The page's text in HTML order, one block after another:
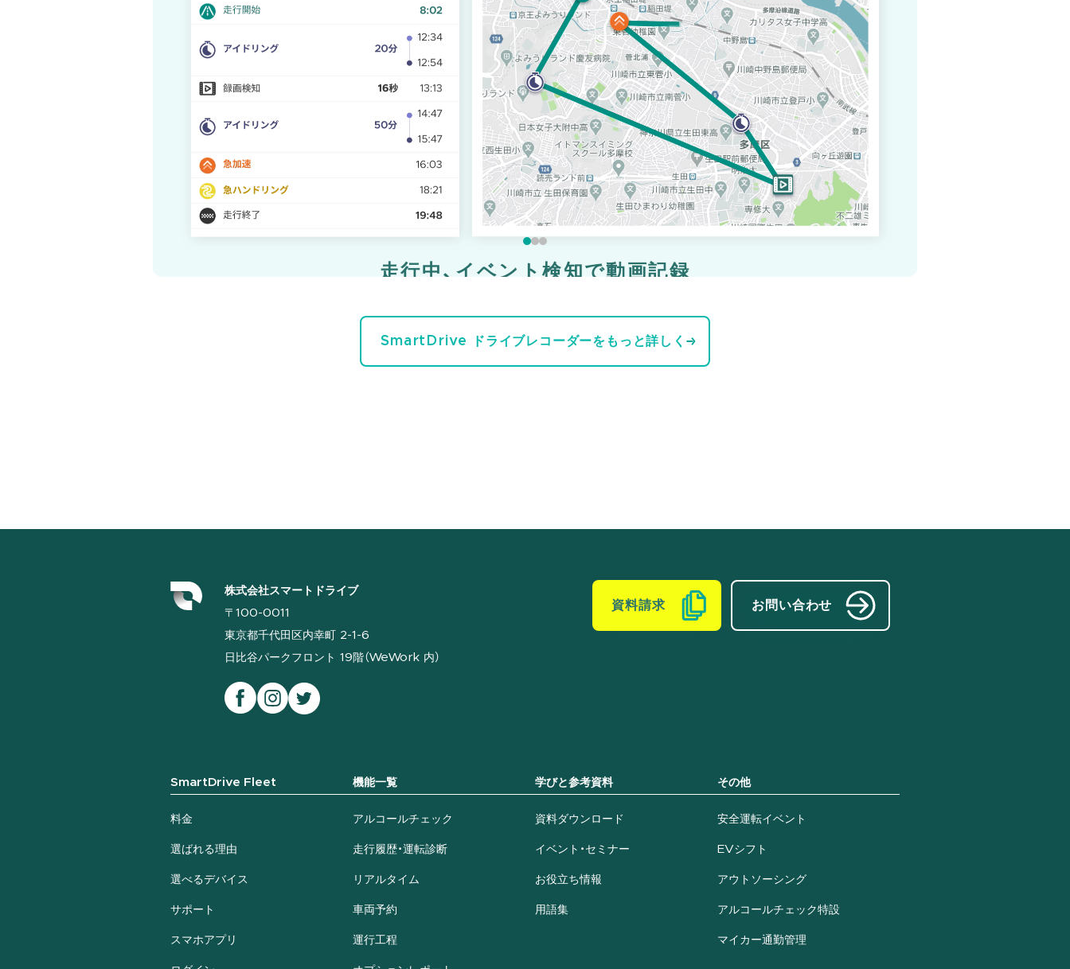
走行中、イベント検知で動画記録
SmartDrive ドライブレコーダーをもっと詳しく
株式会社スマートドライブ
〒100-0011
東京都千代田区内幸町 2-1-6
日比谷パークフロント 19階（WeWork 内）
資料請求 お問い合わせ
SmartDrive Fleet
料金
選ばれる理由
選べるデバイス
サポート
スマホアプリ
機能一覧
アルコールチェック
走行履歴・運転診断
リアルタイム
車両予約
運行工程
学びと参考資料
資料ダウンロード
イベント・セミナー
お役立ち情報
用語集
その他
安全運転イベント
EVシフト
アウトソーシング
アルコールチェック特設
マイカー通勤管理